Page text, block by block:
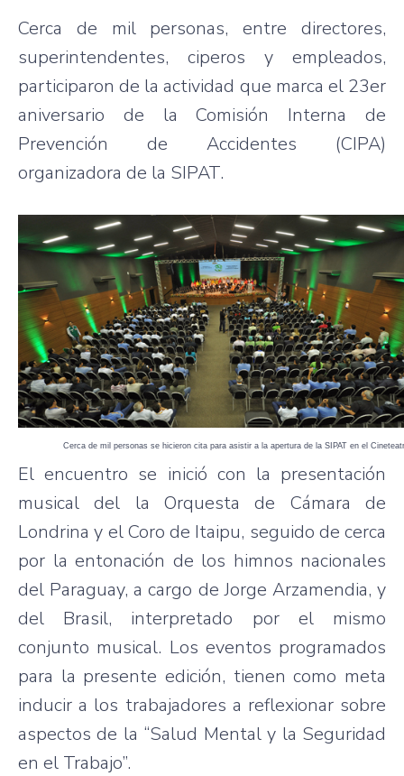
Cerca de mil personas, entre directores,
superintendentes, ciperos y empleados,
participaron de la actividad que marca el 23er
aniversario de la Comisión Interna de
Prevención de Accidentes (CIPA)
organizadora de la SIPAT.
Cerca de mil personas se hicieron cita para asistir a la apertura de la SIPAT en el
El encuentro se inició con la presentación
musical del la Orquesta de Cámara de
Londrina y el Coro de Itaipu, seguido de cerca
por la entonación de los himnos nacionales
del Paraguay, a cargo de Jorge Arzamendia, y
del Brasil, interpretado por el mismo
conjunto musical. Los eventos programados
para la presente edición, tienen como meta
inducir a los trabajadores a reflexionar sobre
aspectos de la “Salud Mental y la Seguridad
en el Trabajo”.